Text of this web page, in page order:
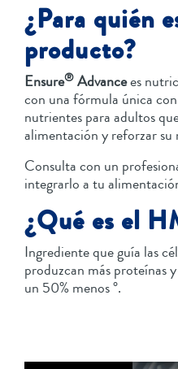
¿Para quién
producto?
Ensure® Advancees
con una fórmula única con
nutrientes para adultos
alimentación y reforzar su
Consulta con un
integrarlo a tu
¿Qué es el
Ingrediente que guía las
produzcan más proteínas
un 50% menos °.